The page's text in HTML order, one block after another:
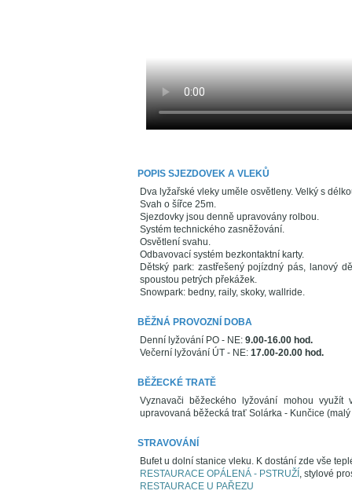
POPIS SJEZDOVEK A VLEKŮ
Dva lyžařské vleky uměle osvětleny. Velký s
Svah o šířce 25m.
Sjezdovky jsou denně upravovány rolbou.
Systém technického zasněžování.
Osvětlení svahu.
Odbavovací systém bezkontaktní karty.
Dětský park: zastřešený pojízdný pás, lanový
spoustou petrých překážek.
Snowpark: bedny, raily, skoky, wallride.
BĚŽNÁ PROVOZNÍ DOBA
Denní lyžování PO - NE: 9.00-16.00 hod.
Večerní lyžování ÚT - NE: 17.00-20.00 hod.
BĚŽECKÉ TRATĚ
Vyznavači běžeckého lyžování mohou
upravovaná běžecká trať Solárka - Kunčice
STRAVOVÁNÍ
Bufet u dolní stanice vleku. K dostání zde vše
RESTAURACE OPÁLENÁ - PSTRUŽÍ , stylové
RESTAURACE U PAŘEZU